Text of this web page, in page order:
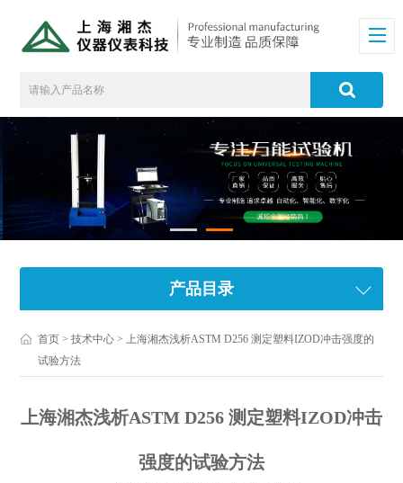
产品目录
首页 >技术中心 > 上海湘杰浅析ASTM D256 测定塑料IZOD冲击强度的
试验方法
上海湘杰浅析ASTM D256 测定塑料IZOD冲击
强度的试验方法